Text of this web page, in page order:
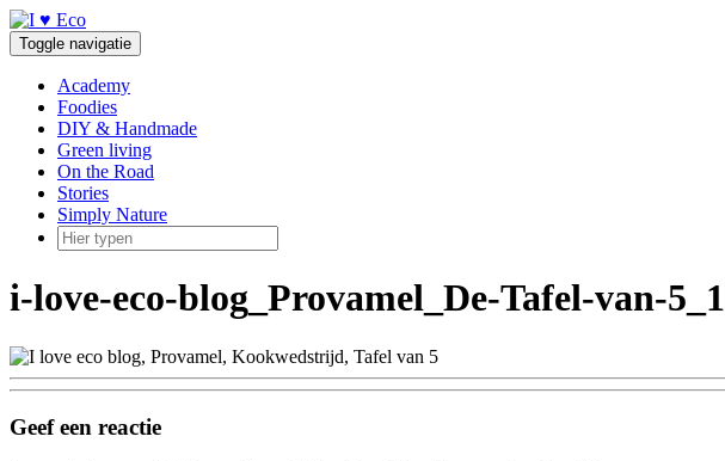
Doorgaan
naar
inhoud
Toggle navigatie
Academy
Foodies
DIY & Handmade
Green living
On the Road
Stories
Simply Nature
i-love-eco-blog_Provamel_De-Tafel-van-5_1
Geef een reactie